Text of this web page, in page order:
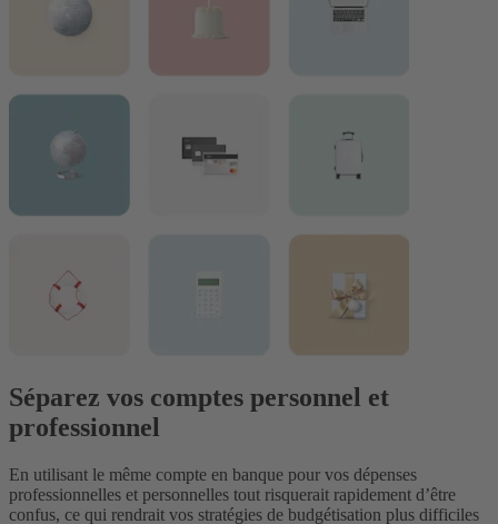
Séparez vos comptes personnel et
professionnel
En utilisant le même compte en banque pour vos dépenses
professionnelles et personnelles tout risquerait rapidement d’être
confus, ce qui rendrait vos stratégies de budgétisation plus difficiles